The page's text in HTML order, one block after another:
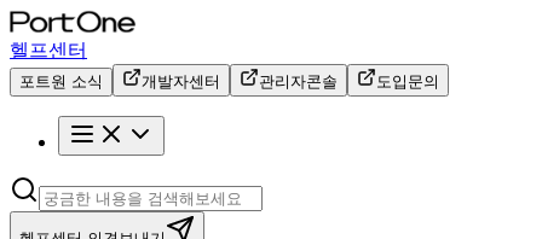
헬프센터
포트원 소식 개발자센터 관리자콘솔 도입문의